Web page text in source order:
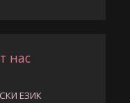
нас
ЕЗИК